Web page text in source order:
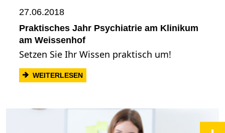
27.06.2018
Praktisches Jahr Psychiatrie am Klinikum
am Weissenhof
Setzen Sie Ihr Wissen praktisch um!
WEITERLESEN: PRAKTISCHES JAHR PSYCHIATRIE AM